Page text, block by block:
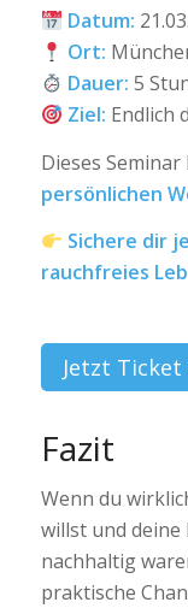
Datum: 21.03.
Ort:
Dauer: 5
Ziel: Endlich
Dieses
persönlichen
Sichere dir
rauchfreies
Jetzt
Fazit
Wenn du
willst und
nachhaltig
praktische